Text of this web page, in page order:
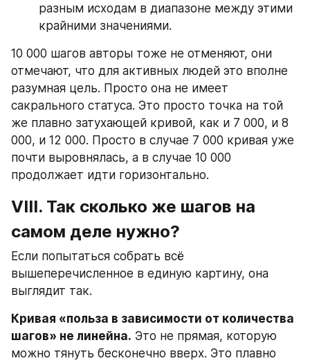
разным исходам в диапазоне между этими
крайними значениями.
10 000 шагов авторы тоже не отменяют, они
отмечают, что для активных людей это вполне
разумная цель. Просто она не имеет
сакрального статуса. Это просто точка на той
же плавно затухающей кривой, как и 7 000, и 8
000, и 12 000. Просто в случае 7 000 кривая уже
почти выровнялась, а в случае 10 000
продолжает идти горизонтально.
VIII. Так сколько же шагов на
самом деле нужно?
Если попытаться собрать всё
вышеперечисленное в единую картину, она
выглядит так.
Кривая «польза в зависимости от количества
шагов» не линейна. Это не прямая, которую
можно тянуть бесконечно вверх. Это плавно